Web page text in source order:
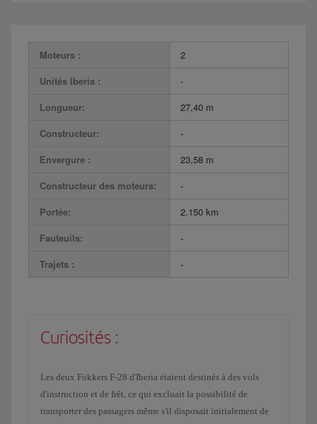
Moteurs :
2
Unités Iberia :
-
Longueur:
27,40 m
Constructeur:
-
Envergure :
23,58 m
Constructeur des moteurs:
-
Portée:
2.150 km
Fauteuils:
-
Trajets :
-
Curiosités :
Les deux Fokkers F-28 d'Iberia étaient destinés à des vols
d'instruction et de frêt, ce qui excluait la possibilité de
transporter des passagers même s'il disposait initialement de